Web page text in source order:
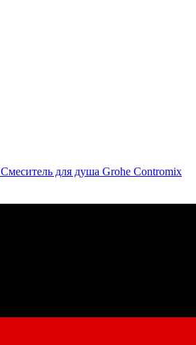
Смеситель для душа Grohe Contromix